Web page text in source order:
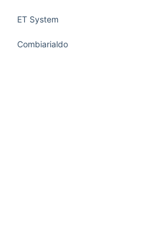
ET System
Combiarialdo